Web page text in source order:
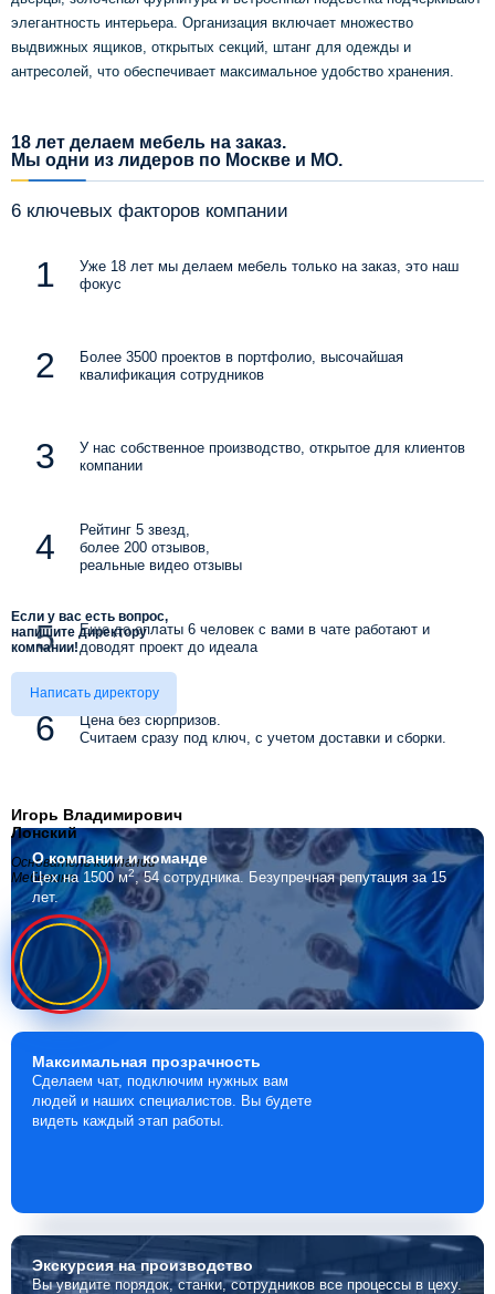
элегантность интерьера. Организация включает множество
выдвижных ящиков, открытых секций, штанг для одежды и
антресолей, что обеспечивает максимальное удобство хранения.
18 лет делаем мебель на заказ.
Мы одни из лидеров по Москве и МО.
6 ключевых факторов компании
Уже 18 лет мы делаем мебель только на заказ, это наш
фокус
Более 3500 проектов в портфолио, высочайшая
квалификация сотрудников
У нас собственное производство, открытое для клиентов
компании
Рейтинг 5 звезд,
более 200 отзывов,
реальные видео отзывы
Еще до оплаты 6 человек с вами в чате работают и
доводят проект до идеала
Цена без сюрпризов.
Считаем сразу под ключ, с учетом доставки и сборки.
Если у вас есть вопрос,
напишите директору
компании!
Написать директору
Игорь Владимирович
Лонский
Основатель компании
Мебелино
О компаниии команде
Цех на 1500 м2, 54 сотрудника. Безупречная репутация за 15
лет.
Максимальная прозрачность
Сделаем чат, подключим нужных вам
людей и наших специалистов. Вы будете
видеть каждый этап работы.
Экскурсияна производство
Вы увидите порядок, станки, сотрудников все процессы в цеху.